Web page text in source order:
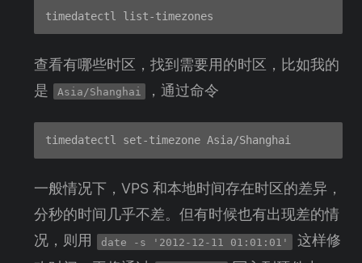
查看有哪些时区，找到需要用的时区，比如我的
是
Asia/Shanghai ，通过命令
timedatectl set-timezone Asia/Shanghai
一般情况下，VPS 和本地时间存在时区的差异，
分秒的时间几乎不差。但有时候也有出现差的情
况，则用
date -s '2012-12-11 01:01:01'
这样修